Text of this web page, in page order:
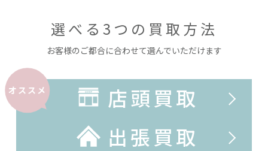
選べる3つの買取方法
お客様のご都合に合わせて選んでいただけます
オススメ
店頭買取
出張買取